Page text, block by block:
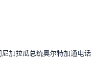
尼加拉瓜总统奥尔特加通电话